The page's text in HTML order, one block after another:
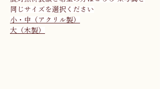
同じサイズを選択ください
小・中（アクリル製）
大（木製）